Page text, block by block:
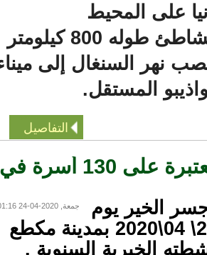
على المحيط
الأطلسي بشاطئ طوله 800 كيلومتر
نهر السنغال إلى ميناء
المستقل.
التفاصيل
نادى جسر الخير يوزع كميات معتبرة على 130 أسرة في
جمعة, 2020-04-24 01:16
الخير يوم
الخميس 23\ 04\2020 بمدينة مكطع
الخيرية السنوية .